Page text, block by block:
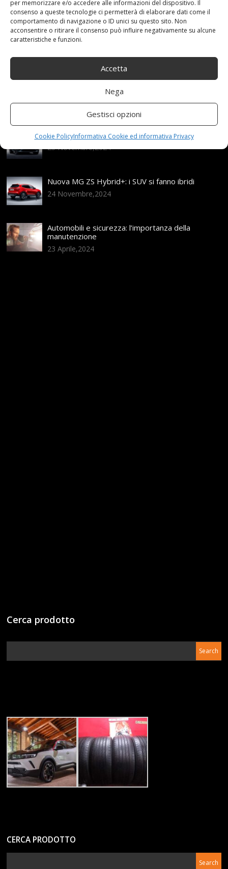
per memorizzare e/o accedere alle informazioni del dispositivo. Il
consenso a queste tecnologie ci permetterà di elaborare dati come il
comportamento di navigazione o ID unici su questo sito. Non
acconsentire o ritirare il consenso può influire negativamente su alcune
caratteristiche e funzioni.
Accetta
Nega
Gestisci opzioni
Cookie PolicyInformativa Cookie ed informativa Privacy
Catene,Chain205 ,della,Emergenza,Facile,Fdhoi,
Gomma,Montare,Neve ,PNEUMATICI,Portable,Tire
Trazione,Universale Categories: Shop
Assicurazione auto e sostituzione lunotto: le cose
da sapere
21 Aprile,2026
Range Rover: un’icona tra i luxury SUV
25 Novembre,2024
Nuova MG ZS Hybrid+: i SUV si fanno ibridi
24 Novembre,2024
Automobili e sicurezza: l’importanza della
manutenzione
23 Aprile,2024
Cerca prodotto
CERCA PRODOTTO